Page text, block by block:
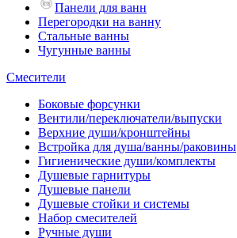
Панели для ванн
Перегородки на ванну
Стальные ванны
Чугунные ванны
Смесители
Боковые форсунки
Вентили/переключатели/выпуски
Верхние души/кронштейны
Встройка для душа/ванны/раковины
Гигиенические души/комплекты
Душевые гарнитуры
Душевые панели
Душевые стойки и системы
Набор смесителей
Ручные души